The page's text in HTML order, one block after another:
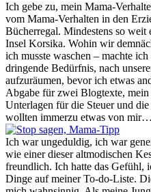
Ich gebe zu, mein Mama-
vom Mama-Verhalten in den
Bücherregal. Mindestens so
Insel Korsika. Wohin wir
ich musste waschen – machte
dringende Bedürfnis, nach
aufzuräumen, bevor ich etwas
Abgabe für zwei Blogtexte,
Unterlagen für die Steuer und
wollten immerzu etwas von mir…
Ich war ungeduldig, ich war
wie einer dieser altmodischen
freundlich. Ich hatte das Gefühl,
Dinge auf meiner To-do-Liste.